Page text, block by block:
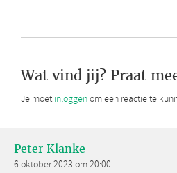
Wat vind jij? Praat
Je moet inloggenom een reactie te
Peter Klanke
6 oktober 2023 om 20:00